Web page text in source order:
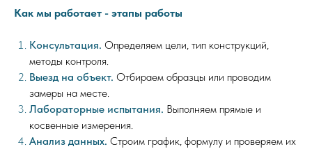
Как мы работает - этапы работы
Консультация. Определяем цели, тип конструкций,
методы контроля.
Выезд на объект. Отбираем образцы или проводим
замеры на месте.
Лабораторные испытания. Выполняем прямые и
косвенные измерения.
Анализ данных. Строим график, формулу и проверяем их